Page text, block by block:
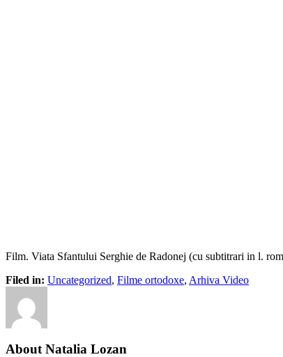
Film. Viata Sfantului Serghie de Radonej (cu subtitrari in l.
Filed in: Uncategorized, Filme ortodoxe, Arhiva Video
About Natalia Lozan